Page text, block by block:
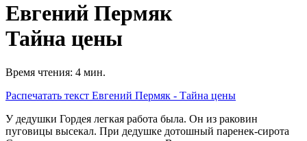
Евгений Пермяк
Тайна цены
Время чтения: 4 мин.
Распечатать текст Евгений Пермяк - Тайна цены
У дедушки Гордея легкая работа была. Он из раковин
пуговицы высекал. При дедушке дотошный паренек-сирота